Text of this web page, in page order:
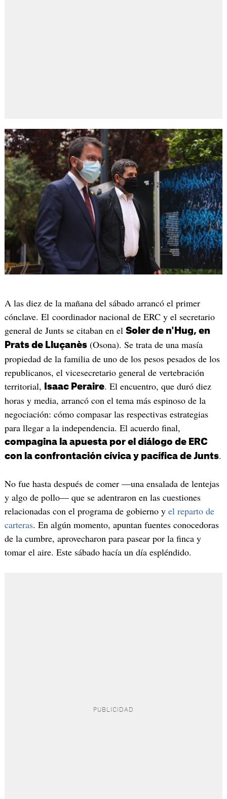
A las diez de la mañana del sábado arrancó el primer
cónclave. El coordinador nacional de ERC y el secretario
general de Junts se citaban en el Soler de n'Hug, en
Prats de Lluçanès(Osona). Se trata de una masía
propiedad de la familia de uno de los pesos pesados de los
republicanos, el vicesecretario general de vertebración
territorial,
Isaac Peraire. El encuentro, que duró diez
horas y media, arrancó con el tema más espinoso de la
negociación: cómo compasar las respectivas estrategias
para llegar a la independencia. El acuerdo final,
compagina la apuesta por el diálogo de ERC
con la confrontación cívica y pacífica de Junts.
No fue hasta después de comer —una ensalada de lentejas
y algo de pollo— que se adentraron en las cuestiones
relacionadas con el programa de gobierno y el reparto de
carteras. En algún momento, apuntan fuentes conocedoras
de la cumbre, aprovecharon para pasear por la finca y
tomar el aire. Este sábado hacía un día espléndido.